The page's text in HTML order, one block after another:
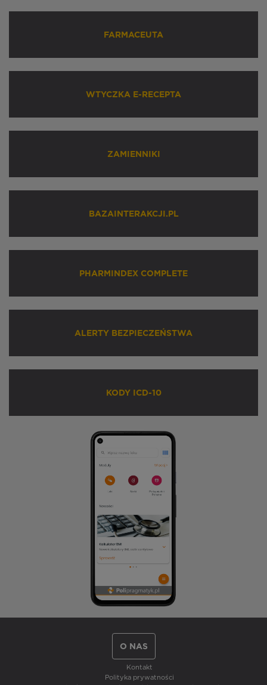
FARMACEUTA
WTYCZKA E-RECEPTA
ZAMIENNIKI
BAZAINTERAKCJI.PL
PHARMINDEX COMPLETE
ALERTY BEZPIECZEŃSTWA
KODY ICD-10
O NAS
Kontakt
Polityka prywatności